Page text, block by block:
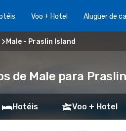
Voo + Hotel Aluguer de
Male - Praslin Island
de Male para
Hotéis Voo + Hotel